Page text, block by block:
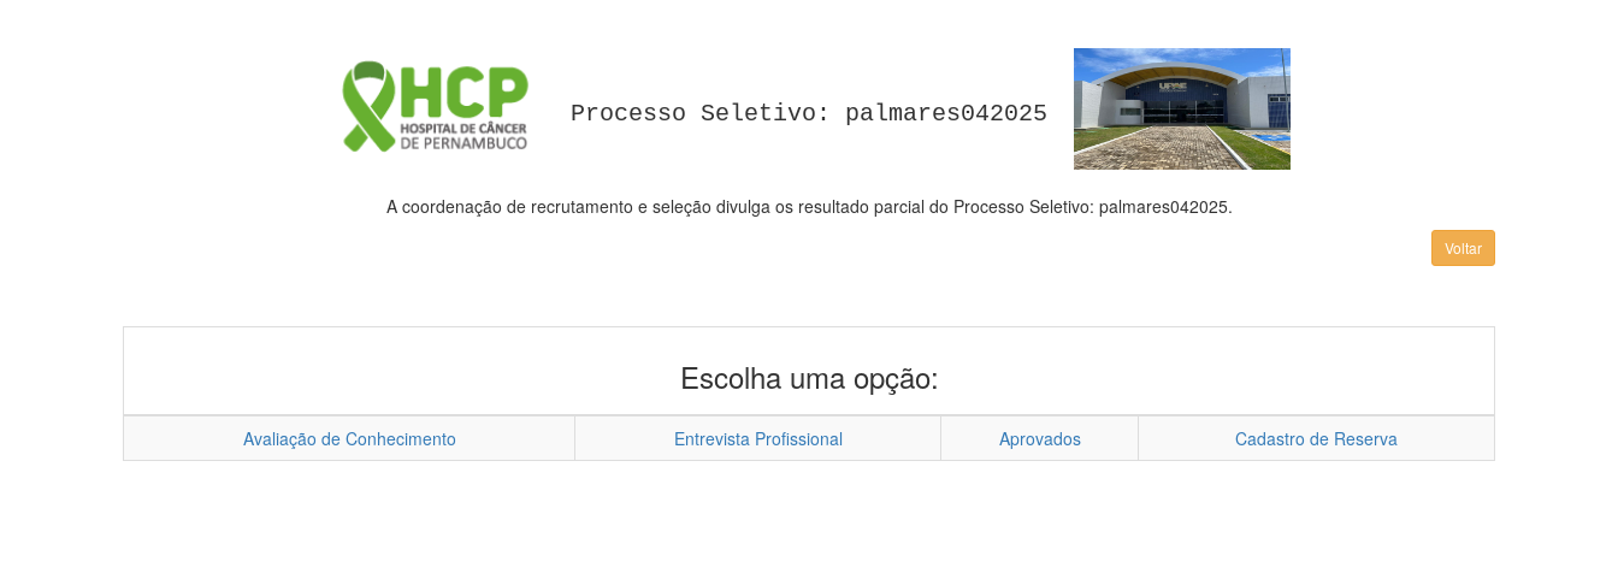
Processo Seletivo: palmares042025
A coordenação de recrutamento e seleção divulga os resultado parcial do Processo Seletivo: palmares042025.
Voltar
Escolha uma opção:
Avaliação de Conhecimento Entrevista Profissional Aprovados Cadastro de Reserva